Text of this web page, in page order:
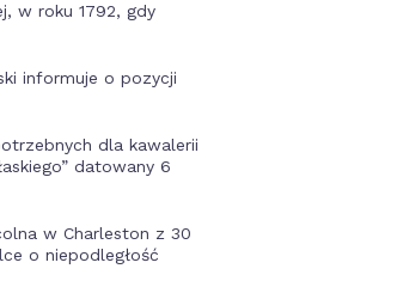
w roku 1792, gdy
informuje o pozycji
dla kawalerii
datowany 6
w Charleston z 30
o niepodległość